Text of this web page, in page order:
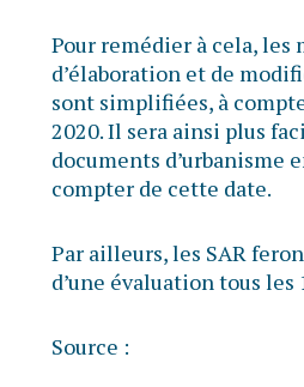
Pour remédier à cela, les
d’élaboration et de
sont simplifiées, à
2020. Il sera ainsi plus
documents d’urbanisme
compter de cette date.
Par ailleurs, les SAR
d’une évaluation tous les
Source :